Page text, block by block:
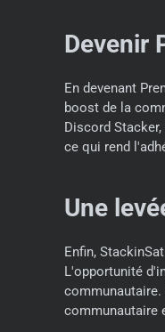
Devenir
En devenant
boost de la
Discord
ce qui rend
Une
Enfin,
L'opportunité
communautaire.
communautaire